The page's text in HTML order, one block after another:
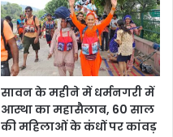
सावन के महीने में धर्मनगरी में
आस्था का महासैलाब, 60 साल
की महिलाओं के कंधों पर कांवड़